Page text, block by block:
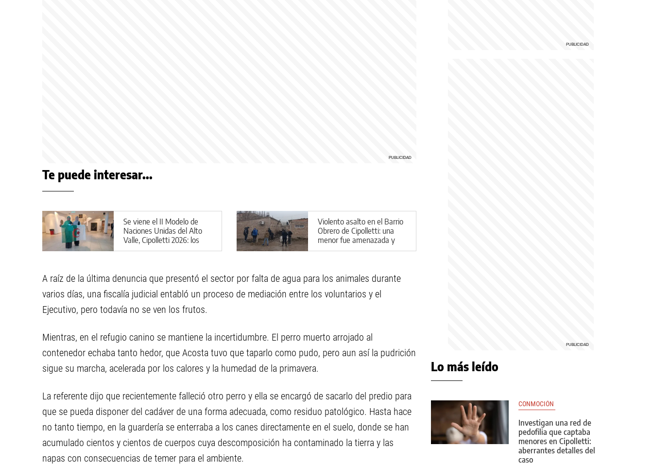
Te puede interesar...
Se viene el II Modelo de
Naciones Unidas del Alto
Valle, Cipolletti 2026: los
detalles
Violento asalto en el Barrio
Obrero de Cipolletti: una
menor fue amenazada y
encerrada
A raíz de la última denuncia que presentó el sector por falta de agua para los animales durante
varios días, una fiscalía judicial entabló un proceso de mediación entre los voluntarios y el
Ejecutivo, pero todavía no se ven los frutos.
Mientras, en el refugio canino se mantiene la incertidumbre. El perro muerto arrojado al
contenedor echaba tanto hedor, que Acosta tuvo que taparlo como pudo, pero aun así la pudrición
sigue su marcha, acelerada por los calores y la humedad de la primavera.
La referente dijo que recientemente falleció otro perro y ella se encargó de sacarlo del predio para
que se pueda disponer del cadáver de una forma adecuada, como residuo patológico. Hasta hace
no tanto tiempo, en la guardería se enterraba a los canes directamente en el suelo, donde se han
acumulado cientos y cientos de cuerpos cuya descomposición ha contaminado la tierra y las
napas con consecuencias de temer para el ambiente.
Lo más leído
CONMOCIÓN
Investigan una red de
pedofilia que captaba
menores en Cipolletti:
aberrantes detalles del
caso